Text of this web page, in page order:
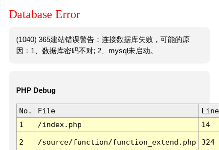
Database Error
(1040) 365建站错误警告：连接数据库失败，可能的原
因：1、数据库密码不对; 2、mysql未启动。
PHP Debug
No. File
Line
1
/index.php 14
2 /source/function/function_extend.php 324